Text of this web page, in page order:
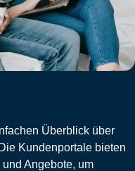
Überblick über
Kundenportale bieten
Angebote, um